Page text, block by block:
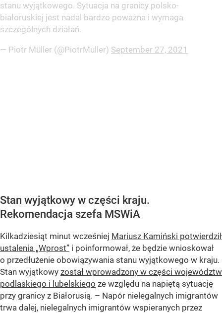
stanu wyjątkowego. Sytuacja na granicy polsko-
białoruskiej jest nadal bardzo poważna i wymaga
szczególnych działań.
— Piotr Müller (@PiotrMuller) September 27, 2021
Stan wyjątkowy w części kraju.
Rekomendacja szefa MSWiA
Kilkadziesiąt minut wcześniej Mariusz Kamiński potwierdził
ustalenia „Wprost” i poinformował, że będzie wnioskował
o przedłużenie obowiązywania stanu wyjątkowego w kraju.
Stan wyjątkowy został wprowadzony w części województw
podlaskiego i lubelskiego ze względu na napiętą sytuację
przy granicy z Białorusią. – Napór nielegalnych imigrantów
trwa dalej, nielegalnych imigrantów wspieranych przez